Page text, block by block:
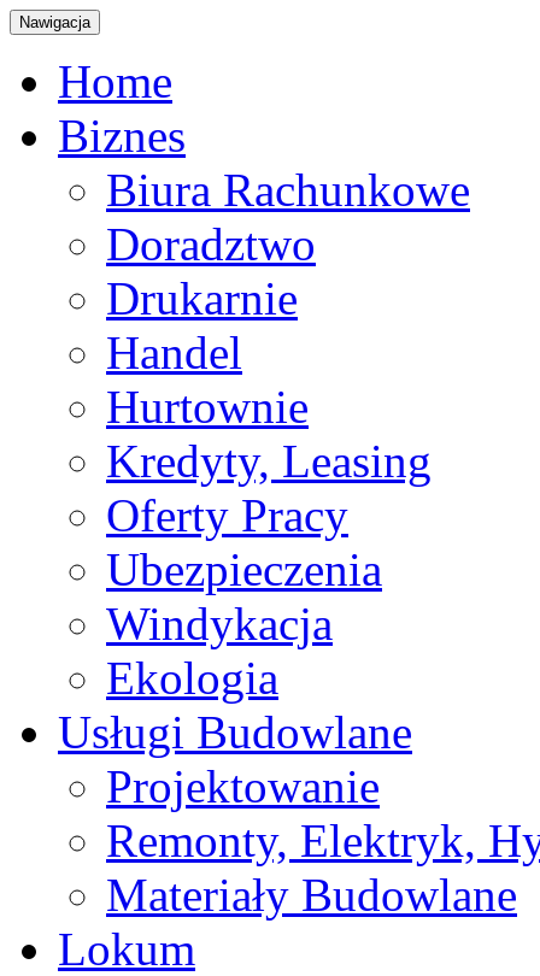
Nawigacja
Home
Biznes
Biura Rachunkowe
Doradztwo
Drukarnie
Handel
Hurtownie
Kredyty, Leasing
Oferty Pracy
Ubezpieczenia
Windykacja
Ekologia
Usługi Budowlane
Projektowanie
Remonty, Elektryk,
Materiały Budowlane
Lokum